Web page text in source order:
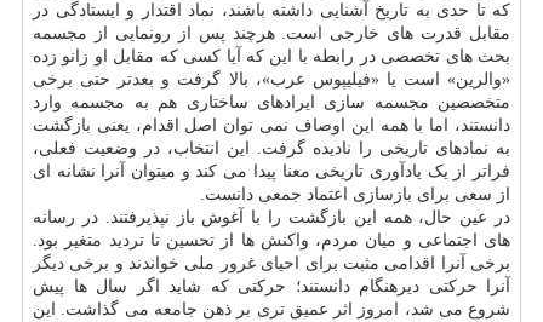
که تا حدی به تاریخ آشنایی داشته باشند، نماد اقتدار و ایستادگی در
مقابل قدرت های خارجی است. هرچند پس از رونمایی از مجسمه
بحث های تخصصی در رابطه با این که آیا کسی که مقابل او زانو زده
«والرین» است یا «فیلیپوس عرب»، بالا گرفت و بعدتر حتی برخی
متخصصین مجسمه سازی ایرادهای ساختاری هم به مجسمه وارد
دانستند، اما با همه این اوصاف نمی توان اصل اقدام، یعنی بازگشت
به نمادهای تاریخی را نادیده گرفت. این انتخاب، در وضعیت فعلی،
فراتر از یک یادآوری تاریخی معنا پیدا می کند و میتوان آنرا نشانه ای
از سعی برای بازسازی اعتماد جمعی دانست.
در عین حال، همه این بازگشت را با آغوش باز نپذیرفتند. در رسانه
های اجتماعی و میان مردم، واکنش ها از تحسین تا تردید متغیر بود.
برخی آنرا اقدامی مثبت برای احیای غرور ملی خواندند و برخی دیگر
آنرا حرکتی دیرهنگام دانستند؛ حرکتی که شاید اگر سال ها پیش
شروع می شد، امروز اثر عمیق تری بر ذهن جامعه می گذاشت. این